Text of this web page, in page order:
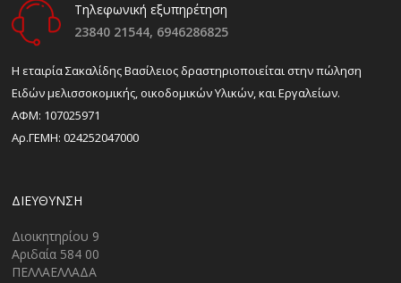
Τηλεφωνική εξυπηρέτηση
23840 21544, 6946286825
H εταιρία Σακαλίδης Βασίλειος δραστηριοποιείται στην πώληση
Ειδών μελισσοκομικής, οικοδομικών Υλικών, και Εργαλείων.
ΑΦΜ: 107025971
Αρ.ΓΕΜΗ: 024252047000
ΔΙΕΎΘΥΝΣΗ
Διοικητηρίου 9
Αριδαία 584 00
ΠΕΛΛΑΕΛΛΑΔΑ